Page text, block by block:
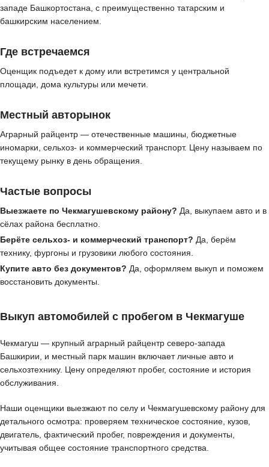
западе Башкортостана, с преимущественно татарским и
башкирским населением.
Где встречаемся
Оценщик подъедет к дому или встретимся у центральной
площади, дома культуры или мечети.
Местный авторынок
Аграрный райцентр — отечественные машины, бюджетные
иномарки, сельхоз- и коммерческий транспорт. Цену называем по
текущему рынку в день обращения.
Частые вопросы
Выезжаете по Чекмагушевскому району? Да, выкупаем авто и в
сёлах района бесплатно.
Берёте сельхоз- и коммерческий транспорт? Да, берём
технику, фургоны и грузовики любого состояния.
Купите авто без документов? Да, оформляем выкуп и поможем
восстановить документы.
Выкуп автомобилей с пробегом в Чекмагуше
Чекмагуш — крупный аграрный райцентр северо-запада
Башкирии, и местный парк машин включает личные авто и
сельхозтехнику. Цену определяют пробег, состояние и история
обслуживания.
Наши оценщики выезжают по селу и Чекмагушевскому району для
детального осмотра: проверяем техническое состояние, кузов,
двигатель, фактический пробег, повреждения и документы,
учитывая общее состояние транспортного средства.